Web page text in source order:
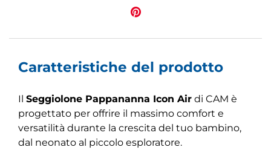
Caratteristiche del prodotto
Il Seggiolone Pappananna Icon Air di CAM è
progettato per offrire il massimo comfort e
versatilità durante la crescita del tuo bambino,
dal neonato al piccolo esploratore.